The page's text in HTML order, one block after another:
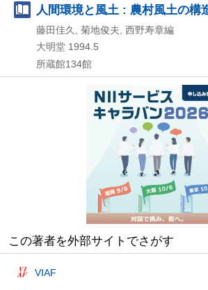
人間環境と風土 : 農村風土の構
藤田佳久, 菊地俊夫, 西野寿章編
大明堂 1994.5
所蔵館134館
この著者を外部サイトでさがす
VIAF